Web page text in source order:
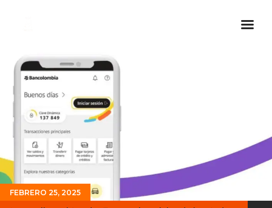
Inicio Real FM
Streaming
En Vivo
Descarga La APP
Programas
Noticias
Equipo
FEBRERO 25, 2025